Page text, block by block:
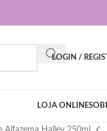
LOGIN /
LOJA ONLINE